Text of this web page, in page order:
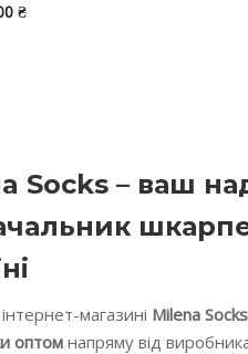
₴
Socks – ваш
магазині Milena Socks
оптом напряму від